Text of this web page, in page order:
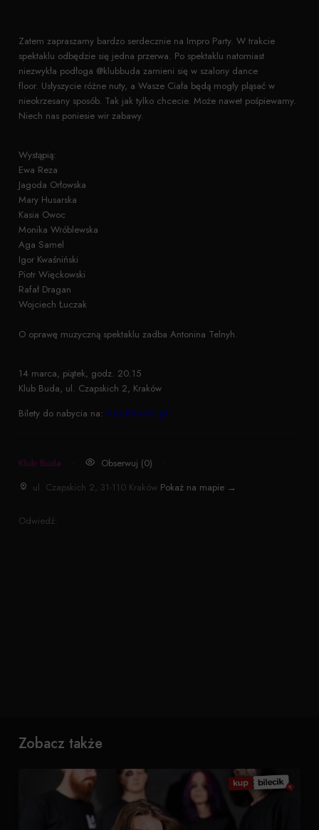
Zatem zapraszamy bardzo serdecznie na Impro Party. W trakcie
spektaklu odbędzie się jedna przerwa. Po spektaklu natomiast
niezwykła podłoga @klubbuda zamieni się w szalony dance
floor. Usłyszycie różne nuty, a Wasze Ciała będą mogły pląsać w
nieokrzesany sposób. Tak jak tylko chcecie. Może nawet pośpiewamy.
Niech nas poniesie wir zabawy.
Wystąpią:
Ewa Reza
Jagoda Orłowska
Mary Husarska
Kasia Owoc
Monika Wróblewska
Aga Samel
Igor Kwaśniński
Piotr Więckowski
Rafał Dragan
Wojciech Łuczak
O oprawę muzyczną spektaklu zadba Antonina Telnyh.
14 marca, piątek, godz. 20.15
Klub Buda, ul. Czapskich 2, Kraków
Bilety do nabycia na: KupBilecik.pl
Klub Buda Obserwuj (0)
ul. Czapskich 2, 31-110 Kraków Pokaż na mapie →
Odwiedź:
Zobacz także